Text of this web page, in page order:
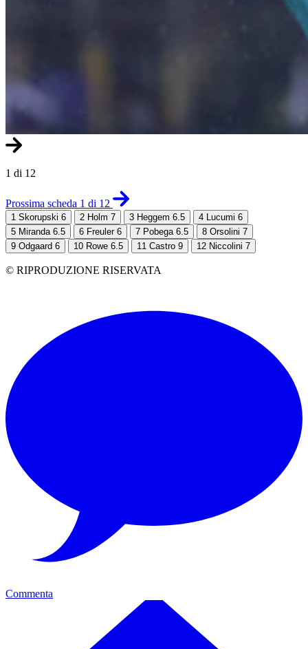
1 di 12
Prossima scheda 1 di 12
1 Skorupski 6 2 Holm 7 3 Heggem 6.5 4 Lucumi 6
5 Miranda 6.5 6 Freuler 6 7 Pobega 6.5 8 Orsolini 7
9 Odgaard 6 10 Rowe 6.5 11 Castro 9 12 Niccolini 7
© RIPRODUZIONE RISERVATA
Commenta